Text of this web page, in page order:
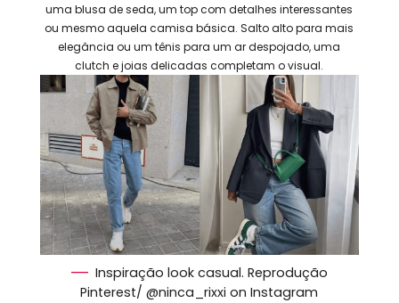
uma blusa de seda, um top com detalhes interessantes
ou mesmo aquela camisa básica. Salto alto para mais
elegância ou um tênis para um ar despojado, uma
clutch e joias delicadas completam o visual.
Inspiração look casual. Reprodução
Pinterest/ @ninca_rixxi on Instagram